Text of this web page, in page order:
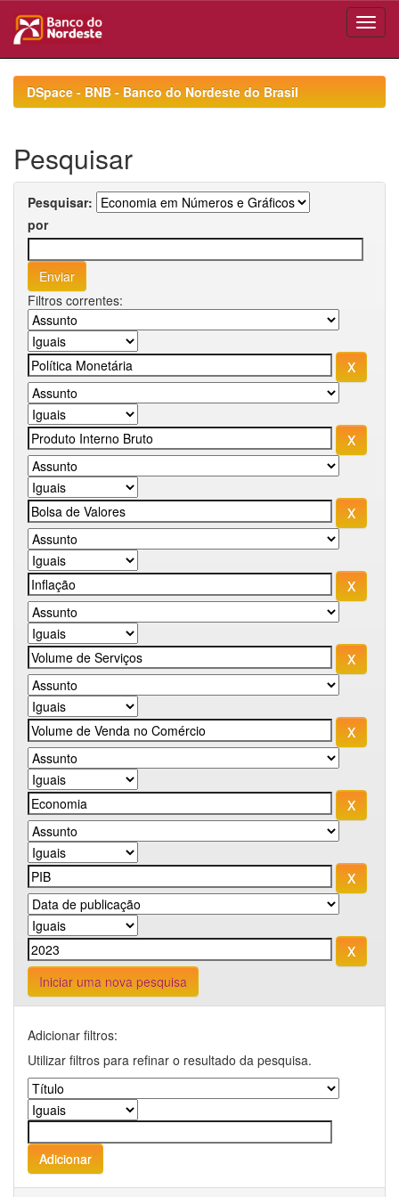
navigationDSpace - BNB - Banco do Nordeste do Brasil
Pesquisar
Pesquisar:
por
Filtros correntes:
Iniciar uma nova pesquisa
Adicionar filtros:
Utilizar filtros para refinar o resultado da pesquisa.